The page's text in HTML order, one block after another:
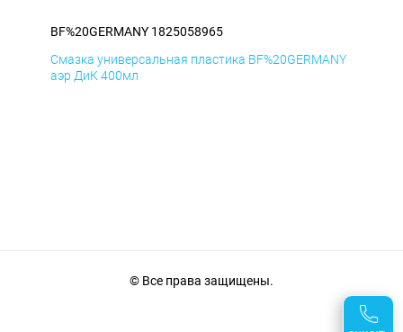
BF%20GERMANY 1825058965
Смазка универсальная пластика BF%20GERMANY
аэр ДиК 400мл
© Все права защищены.